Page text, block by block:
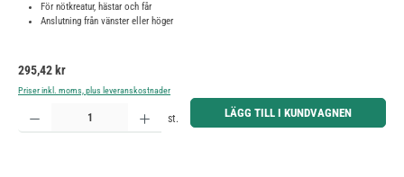
För nötkreatur, hästar och får
Anslutning från vänster eller höger
Ordinarie pris:
295,42 kr
Priser inkl. moms, plus leveranskostnader
Produktkvantitet: Ange önskat belopp eller använd knapparna för att öka eller minska kvantiteten.
st. LÄGG TILL I KUNDVAGNEN